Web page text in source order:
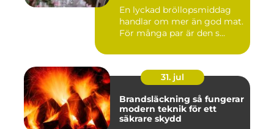
En lyckad bröllopsmiddag
handlar om mer än god mat.
För många par är den s...
31. jul
Brandsläckning så fungerar
modern teknik för ett
säkrare skydd